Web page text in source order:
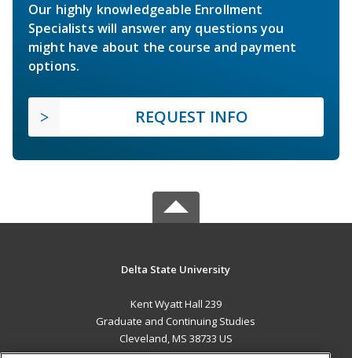
Our highly knowledgeable Enrollment
Specialists will answer any questions you
might have about the course and payment
options.
REQUEST INFO
Delta State University
Kent Wyatt Hall 239
Graduate and Continuing Studies
Cleveland, MS 38733 US